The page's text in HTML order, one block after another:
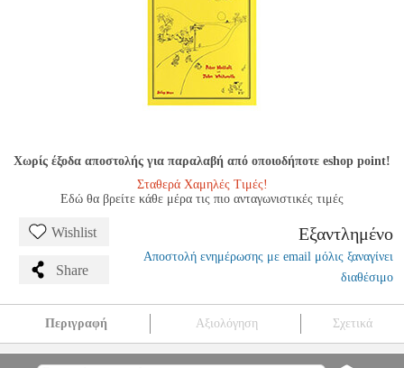
Χωρίς έξοδα αποστολής για παραλαβή από οποιοδήποτε eshop point!
Σταθερά Χαμηλές Τιμές!
Εδώ θα βρείτε κάθε μέρα τις πιο ανταγωνιστικές τιμές
Wishlist
Share
Εξαντλημένο
Αποστολή ενημέρωσης με email μόλις ξαναγίνει
διαθέσιμο
Περιγραφή Αξιολόγηση Σχετικά